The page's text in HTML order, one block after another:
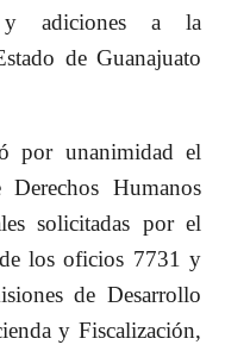
y adiciones a la
de Guanajuato
por unanimidad el
Humanos
solicitadas por el
los oficios 7731 y
de Desarrollo
y Fiscalización,